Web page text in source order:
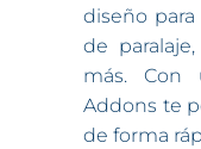
diseño
de
más. Con
Addons te
de forma